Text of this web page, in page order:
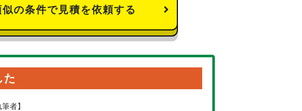
の条件で見積を依頼する
た
筆者】